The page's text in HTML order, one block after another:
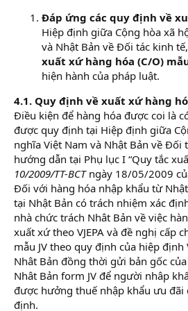
Đáp ứng các quy định về
Hiệp định giữa Cộng hòa xã
và Nhật Bản về Đối tác kinh
xuất xứ hàng hóa (C/O)
hiện hành của pháp luật.
4.1. Quy định về xuất xứ hàng
Điều kiện để hàng hóa được coi là
được quy định tại Hiệp định giữa
nghĩa Việt Nam và Nhật Bản về Đối
hướng dẫn tại Phụ lục I “Quy tắc
10/2009/TT-BCTngày 18/05/2009
Đối với hàng hóa nhập khẩu từ
tại Nhật Bản có trách nhiệm xác
nhà chức trách Nhât Bản về việc
xuất xứ theo VJEPA và đề nghị cấp
mẫu JV theo quy định của hiệp định
Nhât Bản đồng thời gửi bản gốc
Nhât Bản form JV để người nhâp
được hưởng thuế nhập khẩu ưu đãi
định.